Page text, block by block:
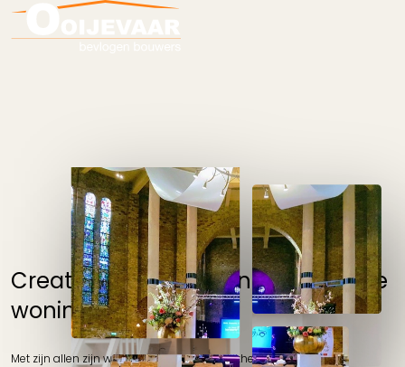
Creatieve oplossingen voor nieuwe
woningen
Met zijn allen zijn we op zoek naar mogelijkheden en creatieve